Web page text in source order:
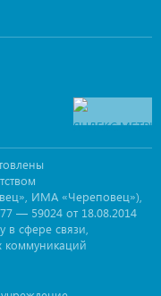
ИМА «Череповец»),
— 59024 от 18.08.2014
сфере связи,
коммуникаций